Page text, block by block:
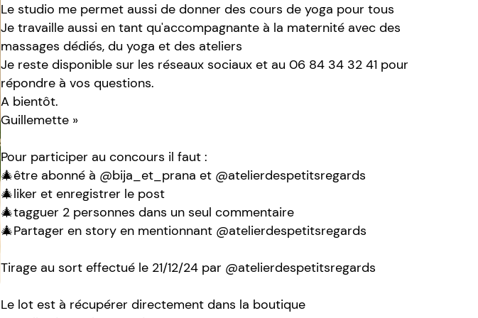
Le studio me permet aussi de donner des cours de yoga pour tous
Je travaille aussi en tant qu'accompagnante à la maternité avec des
massages dédiés, du yoga et des ateliers
Je reste disponible sur les réseaux sociaux et au 06 84 34 32 41 pour
répondre à vos questions.
A bientôt.
Guillemette »
Pour participer au concours il faut :
🎄être abonné à @bija_et_prana et @atelierdespetitsregards
🎄liker et enregistrer le post
🎄tagguer 2 personnes dans un seul commentaire
🎄Partager en story en mentionnant @atelierdespetitsregards
Tirage au sort effectué le 21/12/24 par @atelierdespetitsregards
Le lot est à récupérer directement dans la boutique